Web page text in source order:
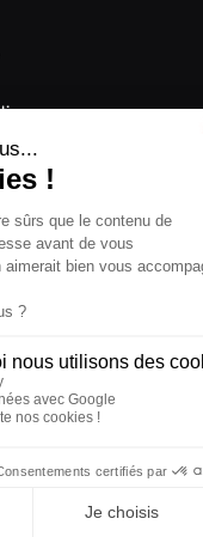
montage
Freeride
Freeride
Randonnée
Randonnée